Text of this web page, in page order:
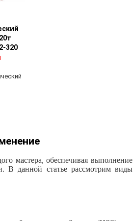
320
мастера, обеспечивая выполнение
В данной статье рассмотрим виды